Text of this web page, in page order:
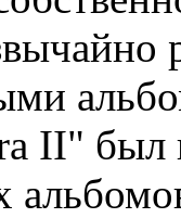
II" был